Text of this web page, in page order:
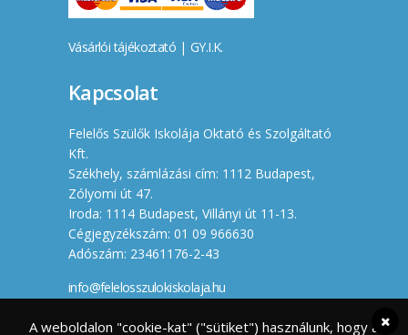
Vásárlói tájékoztató | GY.I.K.
Kapcsolat
Felelős Szülők Iskolája Oktató és Szolgáltató
Kft.
Székhely, számlázási cím: 1112 Budapest,
Zólyomi út 47.
Iroda: 1114 Budapest, Villányi út 11-13.
Cégjegyzékszám: 01 09 966630
Adószám: 23461176-2-43
info@felelosszulokiskolaja.hu
A weboldalon "cookie-kat" ("sütiket") használunk, hogy a